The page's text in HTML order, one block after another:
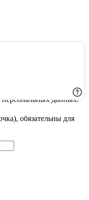
персональных данных.
обязательны для